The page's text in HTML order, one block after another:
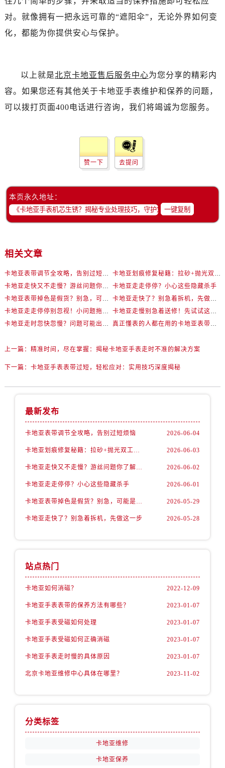
对。就像拥有一把永远可靠的“遮阳伞”，无论外界如何变
化，都能为你提供安心与保护。
以上就是北京卡地亚售后服务中心为您分享的精彩内
容。如果您还有其他关于卡地亚手表维护和保养的问题，
可以拨打页面400电话进行咨询，我们将竭诚为您服务。
赞一下 去提问
本页永久地址：
一键复制
相关文章
卡地亚表带调节全攻略，告别过短烦恼
卡地亚划痕修复秘籍：拉砂+抛光双工艺还原如新
卡地亚走快又不走慢？游丝问题你了解多少？
卡地亚走走停停？小心这些隐藏杀手
卡地亚表带掉色是假货？别急，可能是这些日常习惯惹的祸
卡地亚走快了？别急着拆机，先做这一步
卡地亚走走停停别忽视！小问题拖成大修很烧钱
卡地亚走慢别急着送修！先试试这些方法
卡地亚走时忽快忽慢？问题可能出在你睡觉时！
真正懂表的人都在用的卡地亚表带调节技巧
上一篇： 精准时间，尽在掌握：揭秘卡地亚手表走时不准的解决方案
下一篇： 卡地亚手表表带过短，轻松应对：实用技巧深度揭秘
最新发布
卡地亚表带调节全攻略，告别过短烦恼 2026-06-04
卡地亚划痕修复秘籍：拉砂+抛光双工艺还原如新 2026-06-03
卡地亚走快又不走慢？游丝问题你了解多少？ 2026-06-02
卡地亚走走停停？小心这些隐藏杀手 2026-06-01
卡地亚表带掉色是假货？别急，可能是这些日常习惯惹的祸 2026-05-29
卡地亚走快了？别急着拆机，先做这一步 2026-05-28
站点热门
卡地亚如何消磁？ 2022-12-09
卡地亚手表表带的保养方法有哪些？ 2023-01-07
卡地亚手表受磁如何处理 2023-01-07
卡地亚手表受磁如何正确消磁 2023-01-07
卡地亚手表走时慢的具体原因 2023-01-07
北京卡地亚维修中心具体在哪里？ 2023-11-02
分类标签
卡地亚维修
卡地亚保养